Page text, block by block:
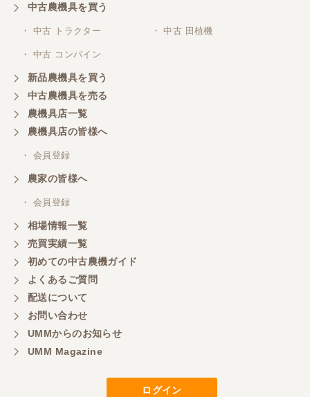
中古農機具を買う
・ 中古 トラクター ・ 中古 田植機
・ 中古 コンバイン
新品農機具を買う
中古農機具を売る
農機具店一覧
農機具店の皆様へ
・ 会員登録
農家の皆様へ
・ 会員登録
相場情報一覧
売買実績一覧
初めての中古農機ガイド
よくあるご質問
配送について
お問い合わせ
UMMからのお知らせ
UMM Magazine
ログイン